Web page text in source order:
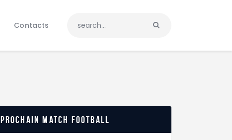
Contacts
Prochain match football